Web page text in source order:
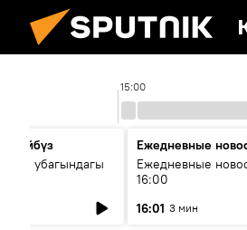
15:00
өз убагындагы
Ежедневные
Ежедневные
16:00
16:01 3 мин